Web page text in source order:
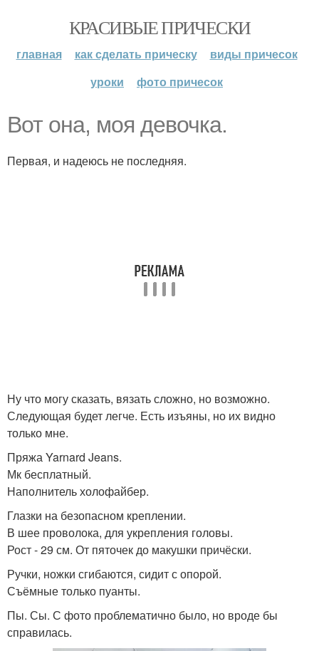
КРАСИВЫЕ ПРИЧЕСКИ
главная как сделать прическу
виды причесок
уроки
фото причесок
Вот она, моя девочка.
Первая, и надеюсь не последняя.
Ну что могу сказать, вязать сложно, но возможно.
Следующая будет легче. Есть изъяны, но их видно
только мне.
Пряжа Yarnard Jeans.
Мк бесплатный.
Наполнитель холофайбер.
Глазки на безопасном креплении.
В шее проволока, для укрепления головы.
Рост - 29 см. От пяточек до макушки причёски.
Ручки, ножки сгибаются, сидит с опорой.
Съёмные только пуанты.
Пы. Сы. С фото проблематично было, но вроде бы
справилась.